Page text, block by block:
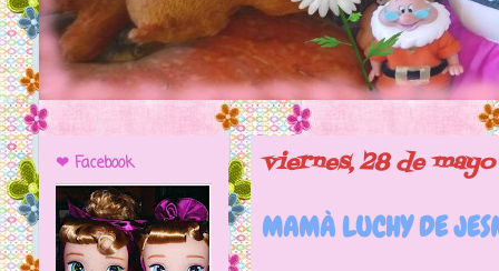
viernes, 28 de
MAMÀ LUCHY DE
❤ Facebook